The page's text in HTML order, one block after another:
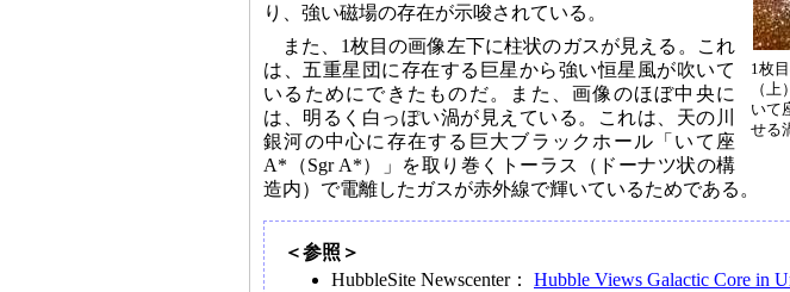
1枚
（
いて
せる
り、強い磁場の存在が示唆されている。
また、1枚目の画像左下に柱状のガスが見える。これ
は、五重星団に存在する巨星から強い恒星風が吹いて
いるためにできたものだ。また、画像のほぼ中央に
は、明るく白っぽい渦が見えている。これは、天の川
銀河の中心に存在する巨大ブラックホール「いて座
A*（Sgr A*）」を取り巻くトーラス（ドーナツ状の構
造内）で電離したガスが赤外線で輝いているためである。
＜参照＞
HubbleSite Newscenter： Hubble Views Galactic Core in